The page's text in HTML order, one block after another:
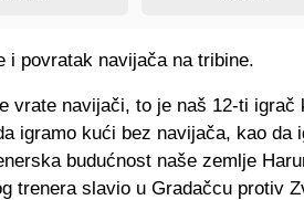
i povratak navijača na tribine.
vrate navijači, to je naš 12-ti
igramo kući bez navijača, kao da
budućnost naše zemlje
trenera slavio u Gradačcu protiv